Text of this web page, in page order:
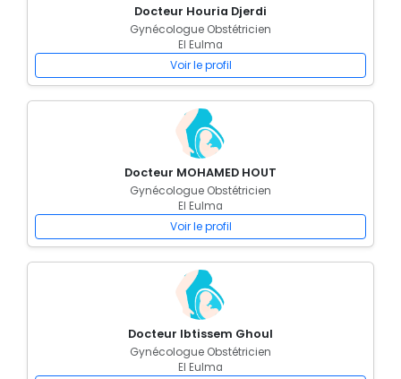
Docteur Houria Djerdi
Gynécologue Obstétricien
El Eulma
Voir le profil
Docteur MOHAMED HOUT
Gynécologue Obstétricien
El Eulma
Voir le profil
Docteur Ibtissem Ghoul
Gynécologue Obstétricien
El Eulma